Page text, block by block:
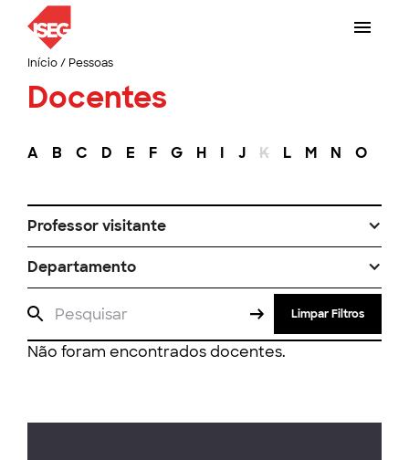
Início/ Pessoas
Docentes
A B C D E F G H I J K L M N O
Professor visitante
Departamento
Limpar Filtros
Não foram encontrados docentes.